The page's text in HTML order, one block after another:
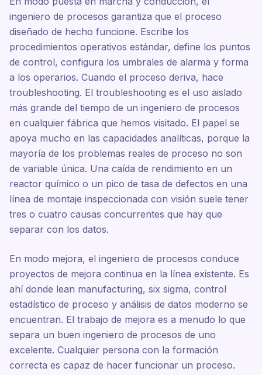
ingeniero de procesos garantiza que el proceso
diseñado de hecho funcione. Escribe los
procedimientos operativos estándar, define los puntos
de control, configura los umbrales de alarma y forma
a los operarios. Cuando el proceso deriva, hace
troubleshooting. El troubleshooting es el uso aislado
más grande del tiempo de un ingeniero de procesos
en cualquier fábrica que hemos visitado. El papel se
apoya mucho en las capacidades analíticas, porque la
mayoría de los problemas reales de proceso no son
de variable única. Una caída de rendimiento en un
reactor químico o un pico de tasa de defectos en una
línea de montaje inspeccionada con visión suele tener
tres o cuatro causas concurrentes que hay que
separar con los datos.
En modo mejora, el ingeniero de procesos conduce
proyectos de mejora continua en la línea existente. Es
ahí donde lean manufacturing, six sigma, control
estadístico de proceso y análisis de datos moderno se
encuentran. El trabajo de mejora es a menudo lo que
separa un buen ingeniero de procesos de uno
excelente. Cualquier persona con la formación
correcta es capaz de hacer funcionar un proceso.